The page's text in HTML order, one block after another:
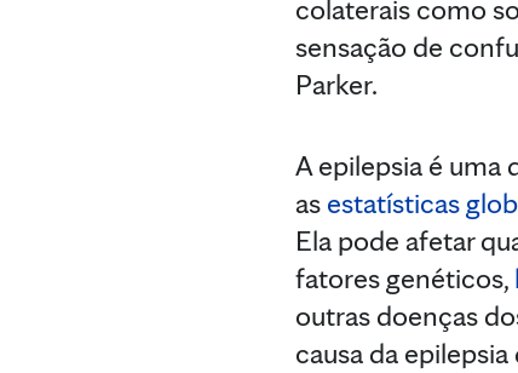
colaterais como
sensação de
Parker.
A epilepsia é uma
as estatísticas
Ela pode afetar
fatores genéticos,
outras doenças
causa da